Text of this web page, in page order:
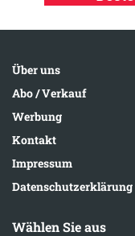
Über uns
Abo / Verkauf
Werbung
Kontakt
Impressum
Datenschutzerklärung
Wählen Sie aus